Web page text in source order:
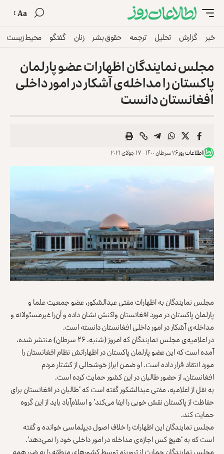
Aa
خبر گزارش تحلیل ترجمه حقوق بشر زنان گفتگو محیط زیست
مجلس نمایندگان اظهارات عضو پارلمان
پاکستان را مداخله‌ی آشکار در امور داخلی
افغانستان دانست
اطلاعات روز۲۶ سرطان ۱۴۰۰ - ۱۷ جولای ۲۰۲۱
مجلس نمایندگان به اظهارات مفتی عبدالشکور، عضو جمعیت علما و
پارلمان پاکستان در مورد افغانستان واکنش نشان داده و آن‌را غیرمسئولانه و
مداخله‌ی آشکار در امور داخلی افغانستان دانسته است.
در اعلامیه‌ی مجلس نمایندگان که امروز (شنبه، ۲۶ سرطان) منتشر شده،
آمده است که این عضو پارلمان پاکستان در اظهاراتش نظام افغانستان را
مورد انتقاد قرار داده است. او ضمن ابراز خوشحالی از کشتار مردم
افغانستان، از حضور طالبان در این کشور حمایت کرده است.
به نقل از اعلامیه، مفتی عبدالشکور گفته است که ‘طالبان در افغانستان برای
حفاظت از پاکستان نقش خوبی را ایفا می‌کند’ و اسلام‌آباد باید از این گروه
حمایت کند.
مجلس نمایندگان این اظهارات را خلاف اصول دیپلماسی خوانده و گفته
است که به ‘هیچ کس اجازه‌ی مداخله در امور داخلی خود را نمی‌دهد’.